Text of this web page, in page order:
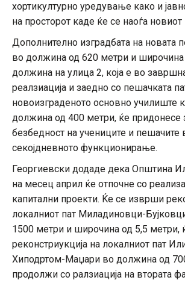
хортикултурно уредување како и
на просторот каде ќе се наоѓа
Дополнително изградбата на новата
во должина од 620 метри и широчина
должина на улица 2, која е во
реалзиација и заедно со пешачката
новоизграденото основно училиште
должина од 400 метри, ќе придонесе
безбедност на учениците и пешачите
секојдневното функционирање.
Георгиевски додаде дека Општина
на месец април ќе отпочне со
капитални проекти. Ќе се изврши
локалниот пат Миладиновци-
1500 метри и широчина од 5,5 метри,
реконстриукција на локалниот пат
Хиподртом-Маџари во должина од
продолжи со ралзиација на втората